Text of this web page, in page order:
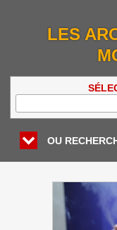
LES
OU